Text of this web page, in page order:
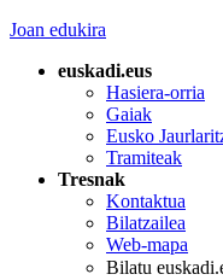
Joan edukira
euskadi.eus
Hasiera-orria
Gaiak
Eusko
Tramiteak
Tresnak
Kontaktua
Bilatzailea
Web-mapa
Bilatu